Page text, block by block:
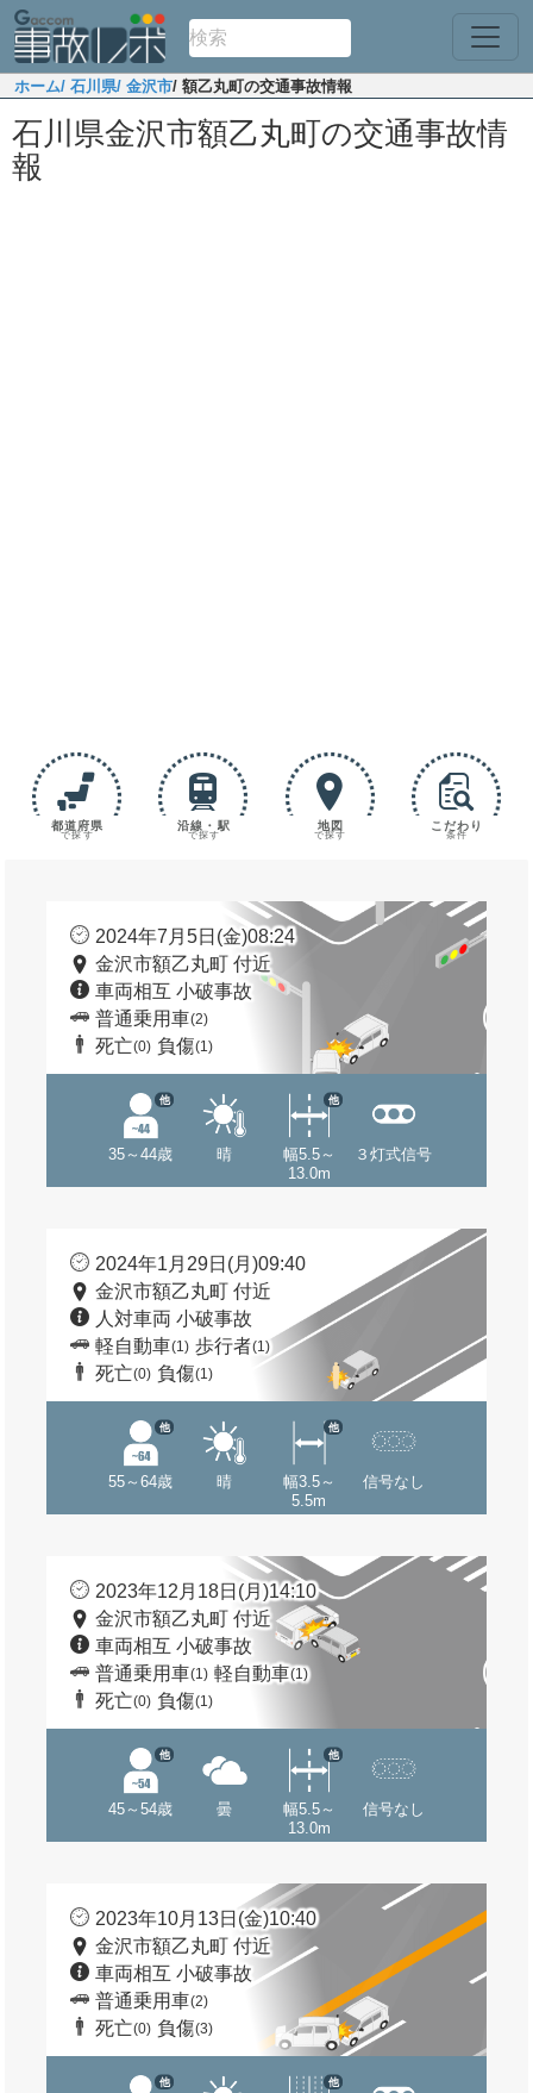
ホーム/ 石川県/ 金沢市/ 額乙丸町の交通事故情報
石川県金沢市額乙丸町の交通事故情
報
都道府県
で探す
沿線・駅
で探す
地図
で探す
こだわり
条件
2024年7月5日(金)08:24
金沢市額乙丸町 付近
車両相互 小破事故
普通乗用車(2)
死亡(0) 負傷(1)
35～44歳
他
晴
幅5.5～
13.0m
他
３灯式信号
2024年1月29日(月)09:40
金沢市額乙丸町 付近
人対車両 小破事故
軽自動車(1) 歩行者(1)
死亡(0) 負傷(1)
55～64歳
他
晴
幅3.5～
5.5m
他
信号なし
2023年12月18日(月)14:10
金沢市額乙丸町 付近
車両相互 小破事故
普通乗用車(1) 軽自動車(1)
死亡(0) 負傷(1)
45～54歳
他
曇
幅5.5～
13.0m
他
信号なし
2023年10月13日(金)10:40
金沢市額乙丸町 付近
車両相互 小破事故
普通乗用車(2)
死亡(0) 負傷(3)
他 他